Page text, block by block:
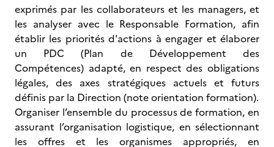
exprimés par les collaborateurs et les managers, et
les analyser avec le Responsable Formation, afin
établir les priorités d'actions à engager et élaborer
un PDC (Plan de Développement des
Compétences) adapté, en respect des obligations
légales, des axes stratégiques actuels et futurs
définis par la Direction (note orientation formation).
Organiser l’ensemble du processus de formation, en
assurant l’organisation logistique, en sélectionnant
les offres et les organismes appropriés, en